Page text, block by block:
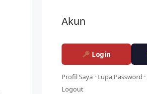
Akun
Login
Profil Saya · Lupa Password ·
Logout